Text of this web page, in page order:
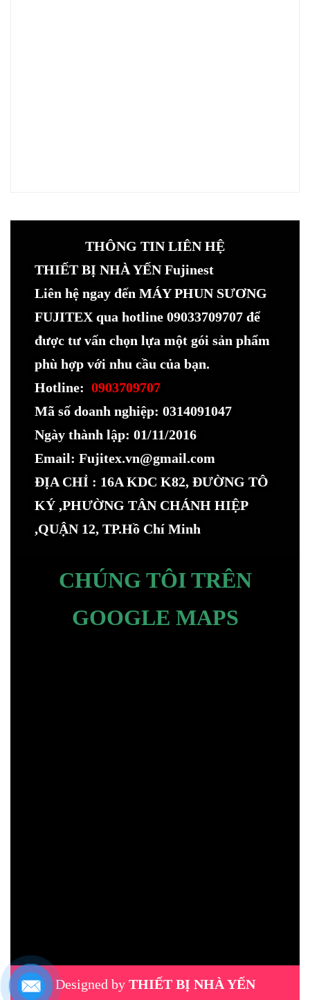
THÔNG TIN LIÊN HỆ
THIẾT BỊ NHÀ YẾN Fujinest
Liên hệ ngay đến MÁY PHUN SƯƠNG
FUJITEX qua hotline 09033709707 để
được tư vấn chọn lựa một gói sản phẩm
phù hợp với nhu cầu của bạn.
Hotline: 0903709707
Mã số doanh nghiệp: 0314091047
Ngày thành lập: 01/11/2016
Email: Fujitex.vn@gmail.com
ĐỊA CHỈ : 16A KDC K82, ĐƯỜNG TÔ
KÝ ,PHƯỜNG TÂN CHÁNH HIỆP
,QUẬN 12, TP.Hồ Chí Minh
CHÚNG TÔI TRÊN
GOOGLE MAPS
Designed by THIẾT BỊ NHÀ YẾN